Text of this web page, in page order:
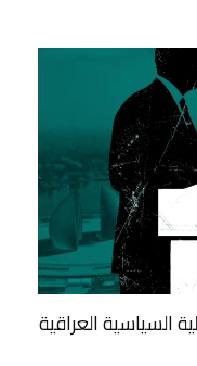
السياسية العراقية